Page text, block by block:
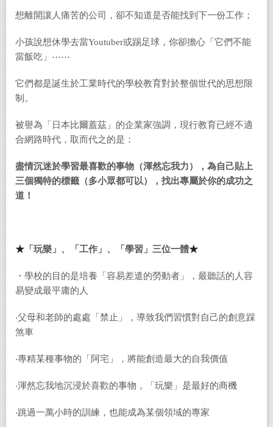
想離開讓人痛苦的公司，卻不知道是否能找到下一份工作；
小孩說想休學去當Youtuber或踢足球，你卻擔心「它們不能
當飯吃」⋯⋯
它們都是誕生於工業時代的學校教育對於整個世代的思想限
制。
被譽為「日本比爾蓋茲」的企業家強調，現行教育已經不適
合網路時代，取而代之的是：
盡情沉迷於學習最喜歡的事物（渾然忘我力），為自己貼上
三個獨特的標籤（多小眾都可以）， 找出專屬於你的成功之
道！
★ 「玩樂」 、 「工作」 、 「學習」三位一體★
・學校的目的是培養「容易差遣的勞動者」，最聽話的人容
易變成最平庸的人
‧父母和老師的處處「禁止」，導致我們習慣對自己的創意踩
煞車
‧專精某種事物的「阿宅」，將能創造最大的自我價值
‧渾然忘我地沉浸於喜歡的事物，「玩樂」是最好的商機
‧跳過一萬小時的訓練，也能成為某個領域的專家